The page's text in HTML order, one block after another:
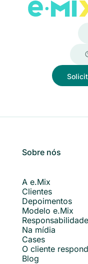
Sobre nós
A e.Mix
Clientes
Depoimentos
Modelo e.Mix
Na mídia
Cases
O cliente
Blog